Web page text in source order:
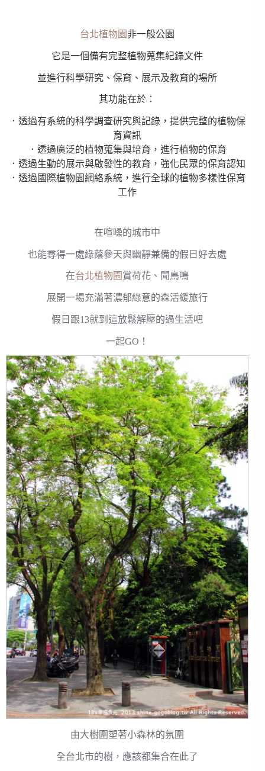
台北植物園 非一般公園
它是一個備有完整植物蒐集紀錄文件
並進行科學研究、保育、展示及教育的場所
其功能在於：
．透過有系統的科學調查研究與記錄，提供完整的植物保
育資訊
．透過廣泛的植物蒐集與培育，進行植物的保育
．透過生動的展示與啟發性的教育，強化民眾的保育認知
．透過國際植物園網絡系統，進行全球的植物多樣性保育
工作
在喧噪的城市中
也能尋得一處綠蔭參天與幽靜兼備的假日好去處
在台北植物園 賞荷花、聞鳥鳴
展開一場充滿著濃郁綠意的森活緩旅行
假日跟13就到這放鬆解壓的過生活吧
一起GO！
由大樹圍塑著小森林的氛圍
全台北市的樹，應該都集合在此了